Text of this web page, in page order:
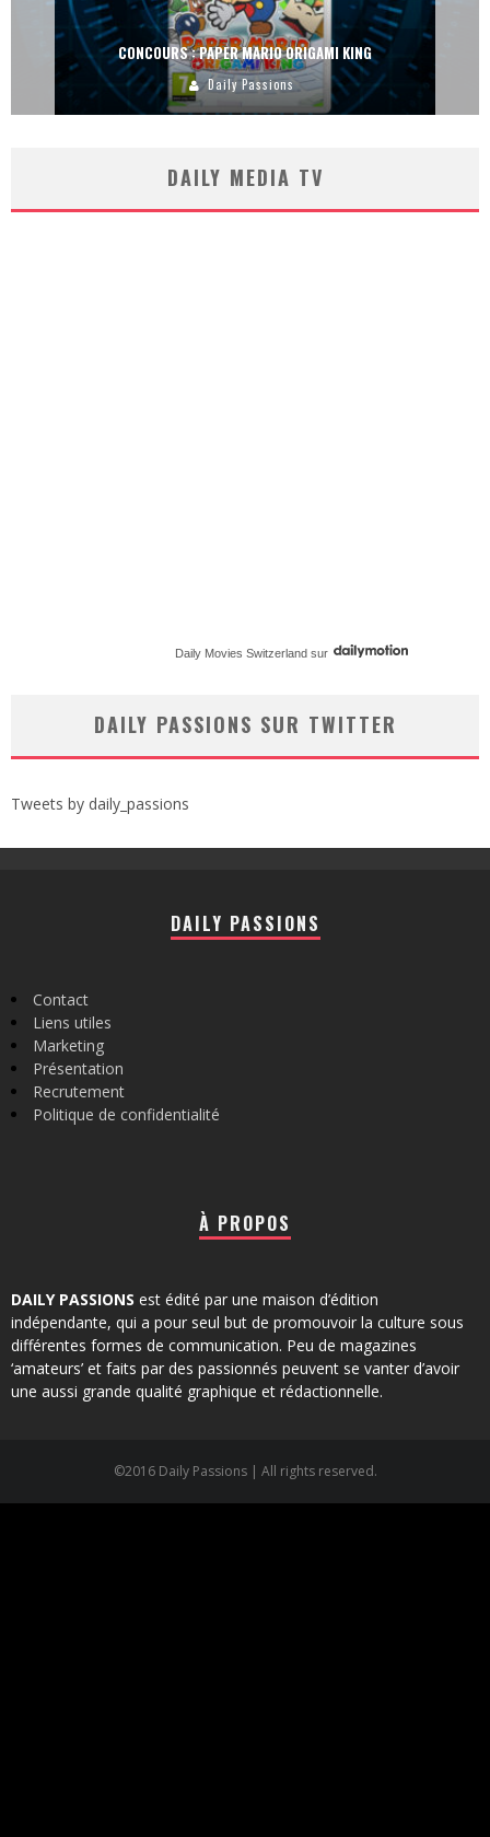
CONCOURS : PAPER MARIO ORIGAMI KING
Daily Passions
DAILY MEDIA TV
Daily Movies Switzerland sur
DAILY PASSIONS SUR TWITTER
Tweets by daily_passions
DAILY PASSIONS
Contact
Liens utiles
Marketing
Présentation
Recrutement
Politique de confidentialité
À PROPOS
DAILY PASSIONS est édité par une maison d’édition
indépendante, qui a pour seul but de promouvoir la culture sous
différentes formes de communication. Peu de magazines
‘amateurs’ et faits par des passionnés peuvent se vanter d’avoir
une aussi grande qualité graphique et rédactionnelle.
©2016 Daily Passions | All rights reserved.